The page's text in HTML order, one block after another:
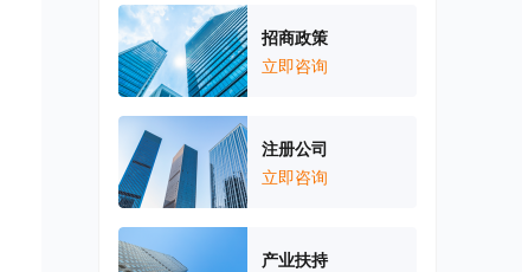
招商政策
立即咨询
注册公司
立即咨询
产业扶持